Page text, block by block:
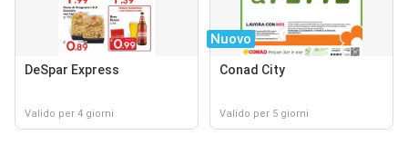
DeSpar Express
Valido per 4 giorni
Nuovo
Conad City
Valido per 5 giorni